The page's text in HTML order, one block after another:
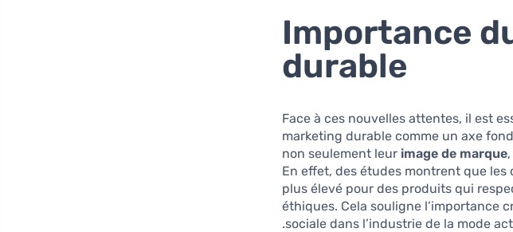
Importance
durable
Face à ces nouvelles attentes, il est
marketing durable comme un axe
non seulement leur image de marque
En effet, des études montrent que
plus élevé pour des produits qui
éthiques. Cela souligne l’importance
sociale dans l’industrie de la mode